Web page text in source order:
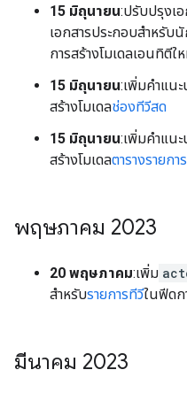
15 มิถุนายน:ปรับปรุงเ
เอกสารประกอบสำหรับ
การสร้างโมเดลเอนทิตีใ
15 มิถุนายน:เพิ่มคำแนะ
สร้างโมเดลช่องทีวีสด
15 มิถุนายน:เพิ่มคำแนะ
สร้างโมเดลตารางรายกา
พฤษภาคม 2023
20 พฤษภาคม:เพิ่ม
สำหรับรายการทีวีในฟีดก
มีนาคม 2023